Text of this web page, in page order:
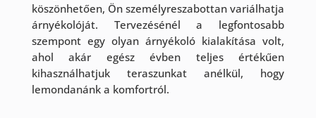
köszönhetően, Ön személyreszabottan variálhatja
árnyékolóját. Tervezésénél a legfontosabb
szempont egy olyan árnyékoló kialakítása volt,
ahol akár egész évben teljes értékűen
kihasználhatjuk teraszunkat anélkül, hogy
lemondanánk a komfortról.